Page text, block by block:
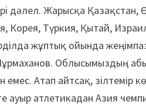
дәлел. Жарысқа Қазақстан,
Корея, Түркия, Қытай,
жұптық ойында
Облысымыздың
Атап айтсақ, зілтемір
ауыр атлетикадан Азия